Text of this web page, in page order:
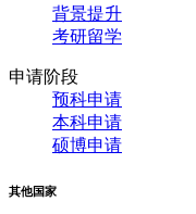
背景提升
考研留学
申请阶段
预科申请
本科申请
硕博申请
其他国家